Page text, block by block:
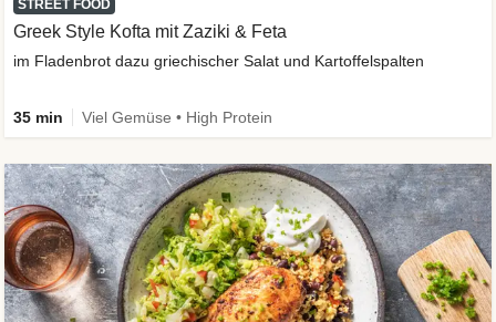
STREET FOOD
Greek Style Kofta mit Zaziki & Feta
im Fladenbrot dazu griechischer Salat und Kartoffelspalten
35 min Viel Gemüse • High Protein